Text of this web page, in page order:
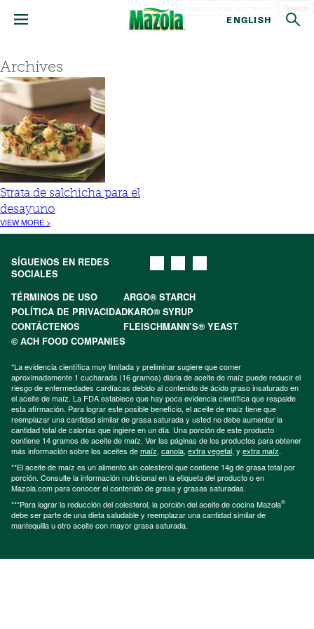
ENGLISH
Archives
Strata de salchicha para el
desayuno
VIEW MORE >
SÍGUENOS EN REDES
SOCIALES
TÉRMINOS DE USO
ARGO® STARCH
POLÍTICA DE PRIVACIDADKARO® SYRUP
CONTÁCTENOS
FLEISCHMANN’S® YEAST
© ACH FOOD COMPANIES
*La evidencia científica muy limitada y preliminar sugiere que comer
aproximadamente 1 cucharada (16 gramos) diaria de aceite de maíz puede reducir el
riesgo de enfermedades cardíacas debido al contenido de ácido graso insaturado en
el aceite de maíz. La FDA establece que hay poca evidencia científica que respalde
esta afirmación. Para lograr este posible beneficio, el aceite de maíz tiene que
reemplazar una cantidad similar de grasa saturada y usted no debe aumentar la
cantidad total de calorías que ingiere en un día. Una porción de este producto
contiene 14 gramos de aceite de maíz. Ver las páginas de los productos para obtener
más información sobre los aceites demaíz, canola, extra vegetal, y extra maíz.
**El aceite de maíz es un alimento sin colesterol que contiene 14g de grasa total por
porción. Consulte la información nutricional en la etiqueta del producto o en
Mazola.com para conocer el contenido de grasa y grasas saturadas.
***Para lograr la reducción del colesterol, la porción del aceite de cocina Mazola®
debe ser parte de una dieta saludable y reemplazar una cantidad similar de
mantequilla u otro aceite con mayor grasa saturada.